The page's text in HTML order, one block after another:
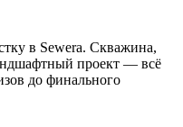
в Sewera. Скважина,
проект — всё
до финального